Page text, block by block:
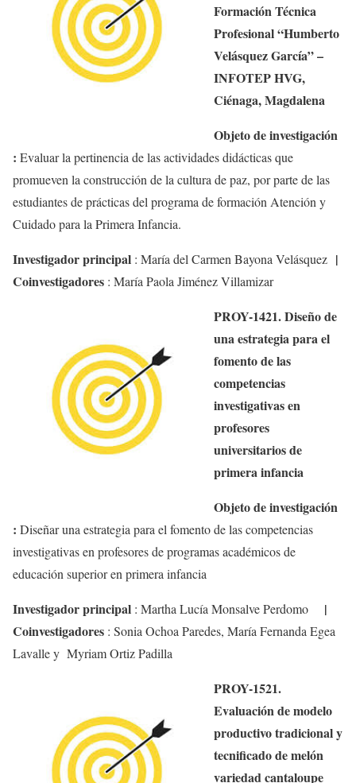
Formación Técnica
Profesional “Humberto
Velásquez García” –
INFOTEP HVG,
Ciénaga, Magdalena
Objeto de investigación
: Evaluar la pertinencia de las actividades didácticas que
promueven la construcción de la cultura de paz, por parte de las
estudiantes de prácticas del programa de formación Atención y
Cuidado para la Primera Infancia.
Investigador principal : María del Carmen Bayona Velásquez |
Coinvestigadores : María Paola Jiménez Villamizar
PROY-1421. Diseño de
una estrategia para el
fomento de las
competencias
investigativas en
profesores
universitarios de
primera infancia
Objeto de investigación
: Diseñar una estrategia para el fomento de las competencias
investigativas en profesores de programas académicos de
educación superior en primera infancia
Investigador principal : Martha Lucía Monsalve Perdomo
|
Coinvestigadores : Sonia Ochoa Paredes, María Fernanda Egea
Lavalley MyriamOrtiz Padilla
PROY-1521.
Evaluación de modelo
productivo tradicional y
tecnificado de melón
variedadcantaloupe